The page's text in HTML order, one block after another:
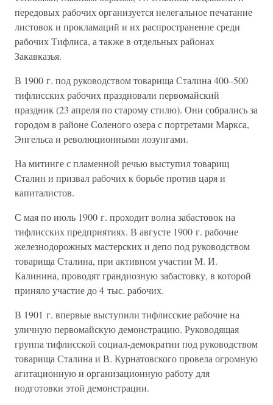
передовых рабочих организуется нелегальное печатание
листовок и прокламаций и их распространение среди
рабочих Тифлиса, а также в отдельных районах
Закавказья.
В 1900 г. под руководством товарища Сталина 400–500
тифлисских рабочих праздновали первомайский
праздник (23 апреля по старому стилю). Они собрались за
городом в районе Соленого озера с портретами Маркса,
Энгельса и революционными лозунгами.
На митинге с пламенной речью выступил товарищ
Сталин и призвал рабочих к борьбе против царя и
капиталистов.
С мая по июль 1900 г. проходит волна забастовок на
тифлисских предприятиях. В августе 1900 г. рабочие
железнодорожных мастерских и депо под руководством
товарища Сталина, при активном участии М. И.
Калинина, проводят грандиозную забастовку, в которой
приняло участие до 4 тыс. рабочих.
В 1901 г. впервые выступили тифлисские рабочие на
уличную первомайскую демонстрацию. Руководящая
группа тифлисской социал-демократии под руководством
товарища Сталина и В. Курнатовского провела огромную
агитационную и организационную работу для
подготовки этой демонстрации.